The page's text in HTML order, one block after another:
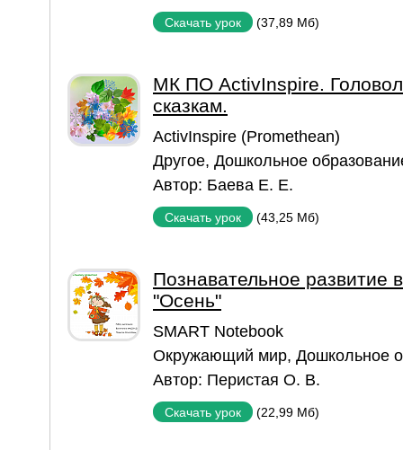
Скачать урок (37,89 Мб)
МК ПО ActivInspire.
сказкам.
ActivInspire (Promethean)
Другое, Дошкольное
Автор: Баева Е. Е.
Скачать урок (43,25 Мб)
Познавательное развитие
"Осень"
SMART Notebook
Окружающий мир, Дошкольное
Автор: Перистая О. В.
Скачать урок (22,99 Мб)